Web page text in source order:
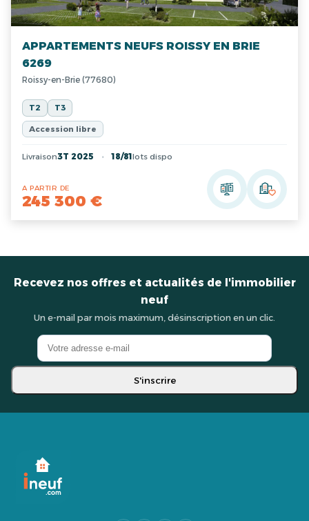
APPARTEMENTS NEUFS ROISSY EN BRIE
6269
Roissy-en-Brie (77680)
T2 T3
Accession libre
Livraison3T 2025 18/81 lots dispo
A PARTIR DE
245 300 €
Recevez nos offres et actualités de l'immobilier
neuf
Un e-mail par mois maximum, désinscription en un clic.
S'inscrire